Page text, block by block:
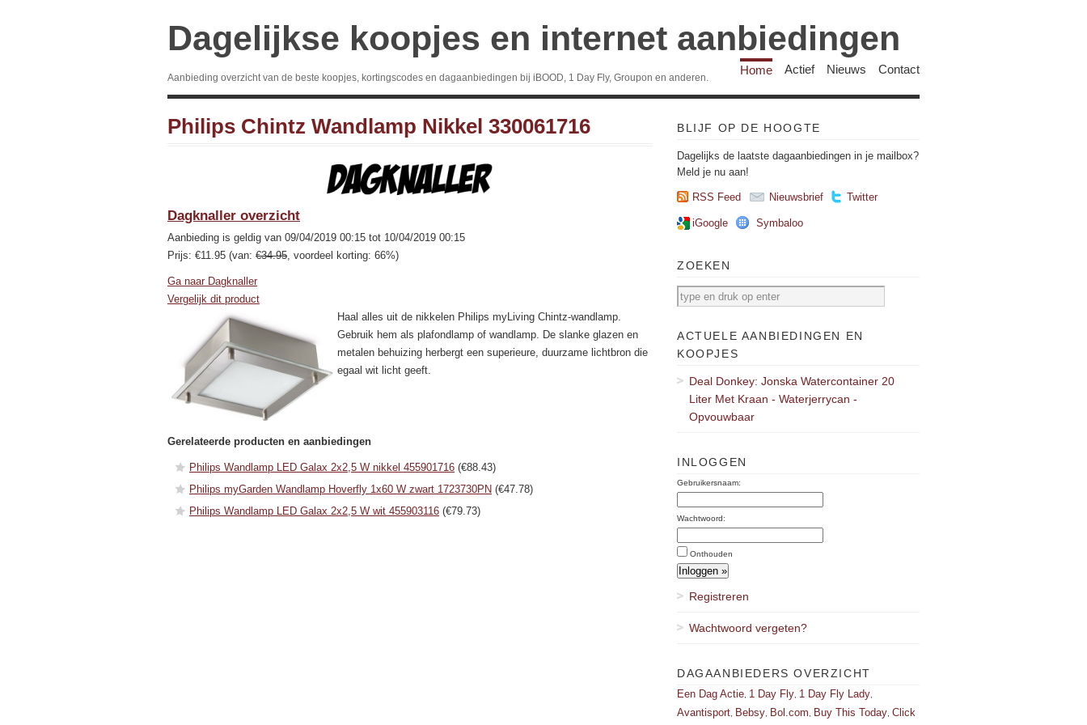
Dagelijkse koopjes en internet aanbiedingen
Aanbieding overzicht van de beste koopjes, kortingscodes en dagaanbiedingen bij iBOOD, 1 Day Fly, Groupon en anderen.
Home Actief Nieuws Contact
Philips Chintz Wandlamp Nikkel 330061716
Dagknaller overzicht
Aanbieding is geldig van 09/04/2019 00:15 tot 10/04/2019 00:15
Prijs: €11.95 (van: €34.95, voordeel korting: 66%)
Ga naar Dagknaller
Vergelijk dit product
Haal alles uit de nikkelen Philips myLiving Chintz-wandlamp.
Gebruik hem als plafondlamp of wandlamp. De slanke glazen en
metalen behuizing herbergt een superieure, duurzame lichtbron die
egaal wit licht geeft.
Gerelateerde producten en aanbiedingen
Philips Wandlamp LED Galax 2x2,5 W nikkel 455901716 (€88.43)
Philips myGarden Wandlamp Hoverfly 1x60 W zwart 1723730PN (€47.78)
Philips Wandlamp LED Galax 2x2,5 W wit 455903116 (€79.73)
BLIJF OP DE HOOGTE
Dagelijks de laatste dagaanbiedingen in je mailbox?
Meld je nu aan!
RSS Feed Nieuwsbrief Twitter
iGoogle Symbaloo
ZOEKEN
ACTUELE AANBIEDINGEN EN
KOOPJES
Deal Donkey: Jonska Watercontainer 20
Liter Met Kraan - Waterjerrycan -
Opvouwbaar
INLOGGEN
Gebruikersnaam:
Wachtwoord:
Onthouden
Registreren
Wachtwoord vergeten?
DAGAANBIEDERS OVERZICHT
Een Dag Actie 1 Day Fly 1 Day Fly Lady
Avantisport Bebsy Bol.com Buy This Today Click